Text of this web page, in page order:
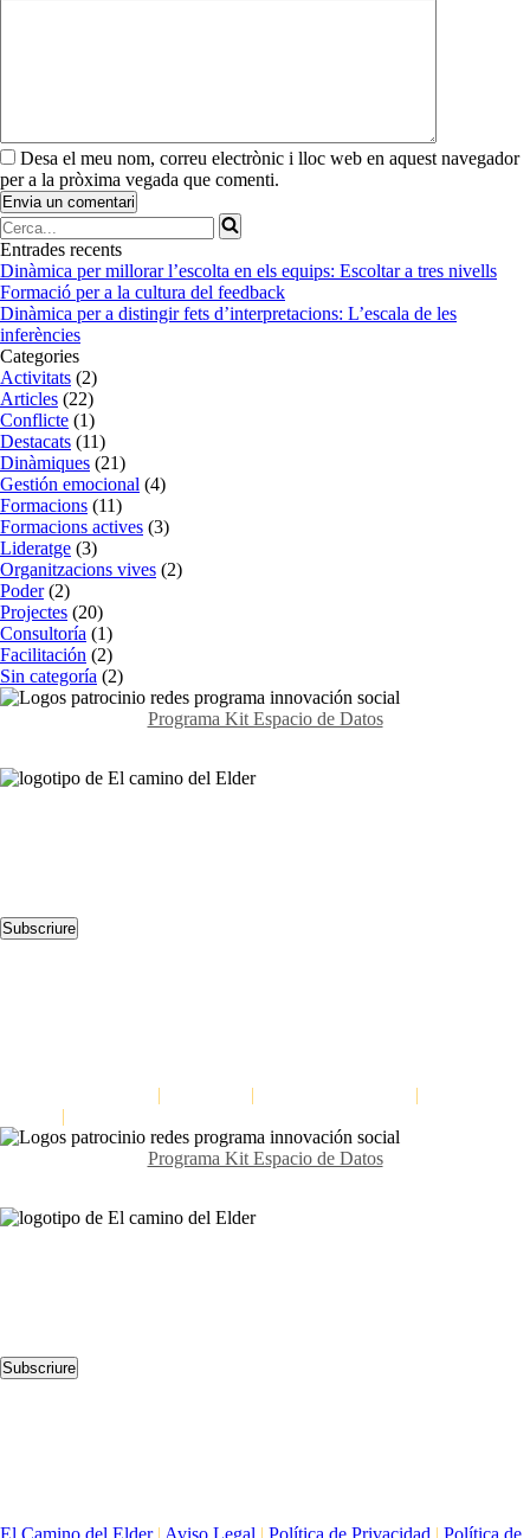
Desa el meu nom, correu electrònic i lloc web en aquest navegador
per a la pròxima vegada que comenti.
Cerca...
Entrades recents
Dinàmica per millorar l’escolta en els equips: Escoltar a tres nivells
Formació per a la cultura del feedback
Dinàmica per a distingir fets d’interpretacions: L’escala de les
inferències
Categories
Activitats (2)
Articles (22)
Conflicte (1)
Destacats (11)
Dinàmiques (21)
Gestión emocional (4)
Formacions (11)
Formacions actives (3)
Lideratge (3)
Organitzacions vives (2)
Poder(2)
Projectes (20)
Consultoría (1)
Facilitación (2)
Sin categoría (2)
Programa Kit Espacio de Datos
Subscriure
| | |
|
Programa Kit Espacio de Datos
Subscriure